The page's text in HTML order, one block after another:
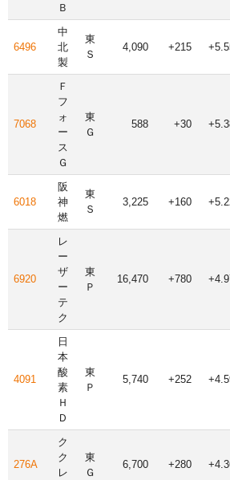
Ｂ
6496
中
北
製
東
Ｓ
4,090 +215
7068
Ｆ
フ
ォ
ー
ス
Ｇ
東
Ｇ
588 +30
6018
阪
神
燃
東
Ｓ
3,225 +160
6920
レ
ー
ザ
ー
テ
ク
東
Ｐ
16,470 +780
4091
日
本
酸
素
Ｈ
Ｄ
東
Ｐ
5,740 +252
276A
ク
ク
レ
東
Ｇ
6,700 +280